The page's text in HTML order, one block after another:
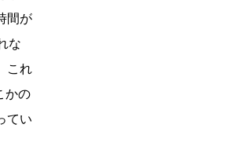
間が
な
これ
かの
てい